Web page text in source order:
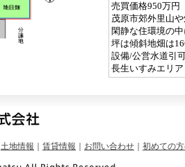
売買価格950万円
茂原市郊外里山
閑静な住環境の
坪は傾斜地畑は
設備/公営水道引
長生いすみエリア
土地情報 賃貸情報 お問い合わせ 初めての